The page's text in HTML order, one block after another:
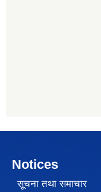
Notices
सूचना तथा समाचार